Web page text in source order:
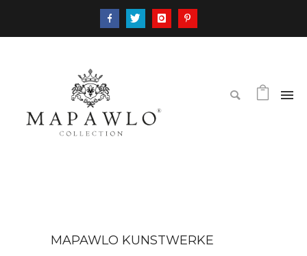
MAPAWLO KUNSTWERKE